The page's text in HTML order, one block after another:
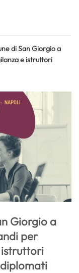
di San Giorgio a
e istruttori
Giorgio a
per